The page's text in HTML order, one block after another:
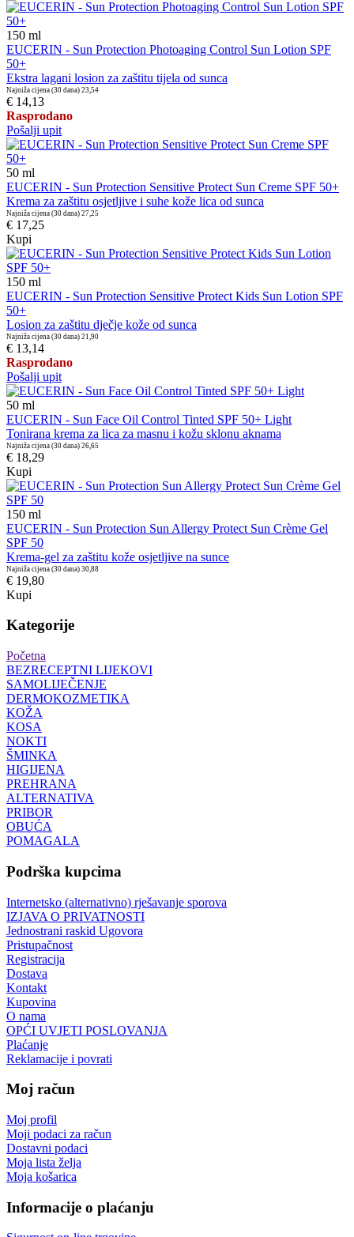
150 ml
EUCERIN - Sun Protection Photoaging Control Sun Lotion SPF
50+
Ekstra lagani losion za zaštitu tijela od sunca
Najniža cijena (30 dana) 23,54
€ 14,13
Rasprodano
Pošalji upit
50 ml
EUCERIN - Sun Protection Sensitive Protect Sun Creme SPF 50+
Krema za zaštitu osjetljive i suhe kože lica od sunca
Najniža cijena (30 dana) 27,25
€ 17,25
Kupi
150 ml
EUCERIN - Sun Protection Sensitive Protect Kids Sun Lotion SPF
50+
Losion za zaštitu dječje kože od sunca
Najniža cijena (30 dana) 21,90
€ 13,14
Rasprodano
Pošalji upit
50 ml
EUCERIN - Sun Face Oil Control Tinted SPF 50+ Light
Tonirana krema za lica za masnu i kožu sklonu aknama
Najniža cijena (30 dana) 26,65
€ 18,29
Kupi
150 ml
EUCERIN - Sun Protection Sun Allergy Protect Sun Crème Gel
SPF 50
Krema-gel za zaštitu kože osjetljive na sunce
Najniža cijena (30 dana) 30,88
€ 19,80
Kupi
Kategorije
Početna
BEZRECEPTNI LIJEKOVI
SAMOLIJEČENJE
DERMOKOZMETIKA
KOŽA
KOSA
NOKTI
ŠMINKA
HIGIJENA
PREHRANA
ALTERNATIVA
PRIBOR
OBUĆA
POMAGALA
Podrška kupcima
Internetsko (alternativno) rješavanje sporova
IZJAVA O PRIVATNOSTI
Jednostrani raskid Ugovora
Pristupačnost
Registracija
Dostava
Kontakt
Kupovina
O nama
OPĆI UVJETI POSLOVANJA
Plaćanje
Reklamacije i povrati
Moj račun
Moj profil
Moji podaci za račun
Dostavni podaci
Moja lista želja
Moja košarica
Informacije o plaćanju